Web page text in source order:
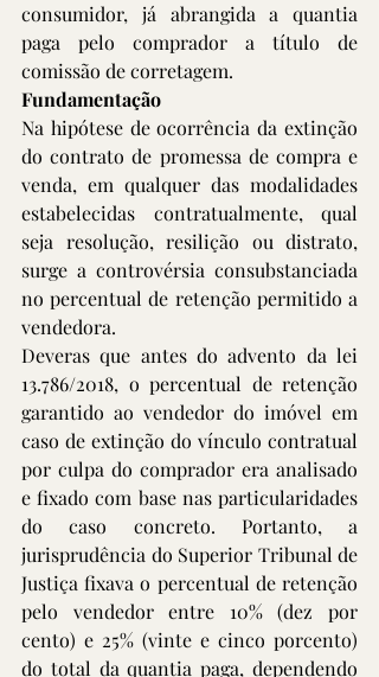
consumidor, já abrangida a quantia
paga pelo comprador a título de
comissão de corretagem.
Fundamentação
Na hipótese de ocorrência da extinção
do contrato de promessa de compra e
venda, em qualquer das modalidades
estabelecidas contratualmente, qual
seja resolução, resilição ou distrato,
surge a controvérsia consubstanciada
no percentual de retenção permitido a
vendedora.
Deveras que antes do advento da lei
13.786/2018, o percentual de retenção
garantido ao vendedor do imóvel em
caso de extinção do vínculo contratual
por culpa do comprador era analisado
e fixado com base nas particularidades
do caso concreto. Portanto, a
jurisprudência do Superior Tribunal de
Justiça fixava o percentual de retenção
pelo vendedor entre 10% (dez por
cento) e 25% (vinte e cinco porcento)
do total da quantia paga, dependendo